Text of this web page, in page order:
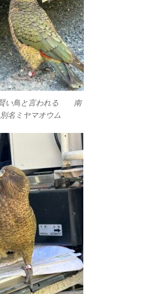
賢い鳥と言われる 南
名ミヤマオウム